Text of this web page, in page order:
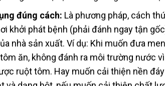
đúng cách: Là phương pháp, cách
khởi phát bệnh (phải đánh ngay tận
nhà sản xuất. Ví dụ: Khi muốn đưa
ăn, không đánh ra môi trường nước
ruột tôm. Hay muốn cải thiện nền